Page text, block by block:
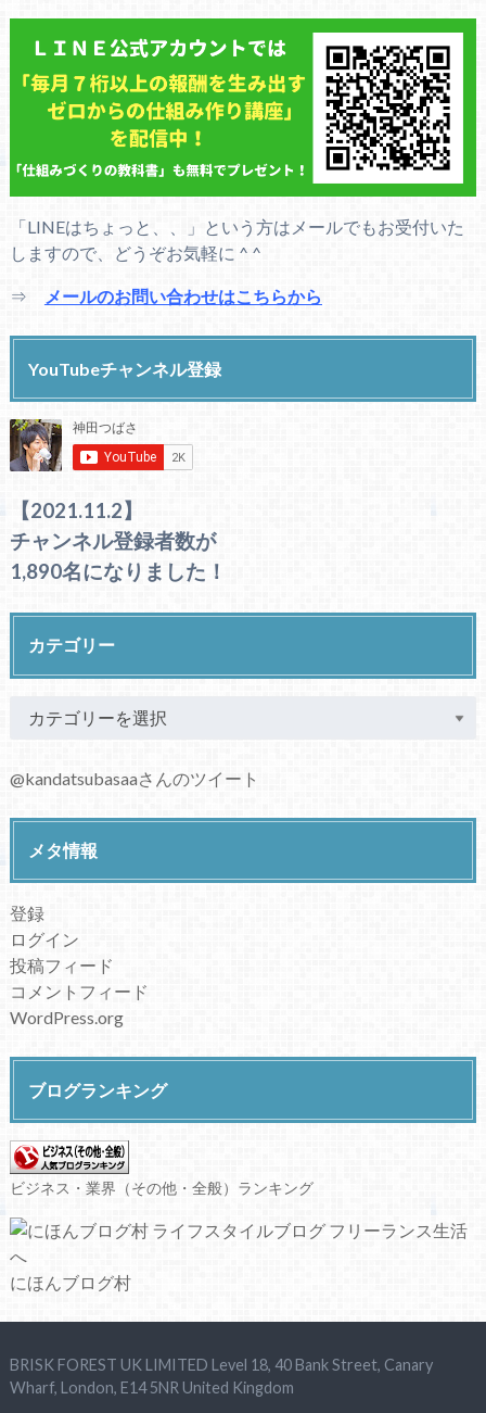
「LINEはちょっと、、」という方はメールでもお受付いた
しますので、どうぞお気軽に ^ ^
⇒ メールのお問い合わせはこちらから
YouTubeチャンネル登録
【2021.11.2】
チャンネル登録者数が
1,890名になりました！
カテゴリー
@kandatsubasaaさんのツイート
メタ情報
登録
ログイン
投稿フィード
コメントフィード
WordPress.org
ブログランキング
ビジネス・業界（その他・全般）ランキング
にほんブログ村
BRISK FOREST UK LIMITED Level 18, 40 Bank Street, Canary
Wharf, London, E14 5NR United Kingdom